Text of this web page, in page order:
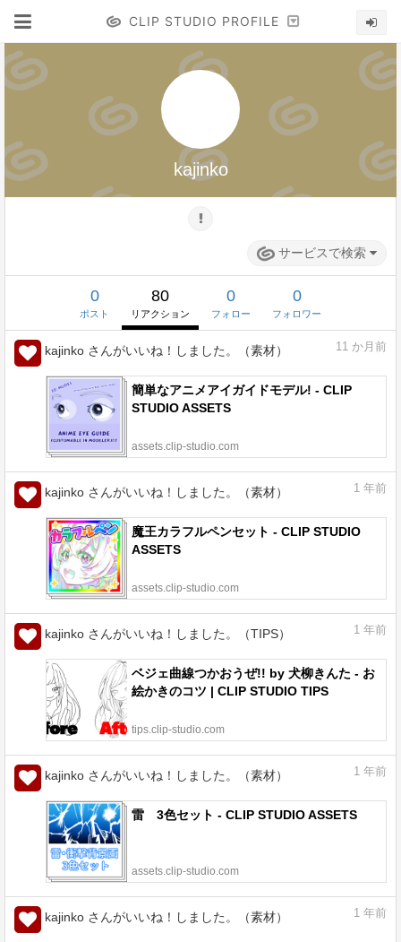
CLIP STUDIO PROFILE
kajinko
サービスで検索
0
ポスト
80
リアクション
0
フォロー
0
フォロワー
kajinko さんがいいね！しました。（素材） 11 か月前
簡単なアニメアイガイドモデル! - CLIP
STUDIO ASSETS
assets.clip-studio.com
kajinko さんがいいね！しました。（素材） 1 年前
魔王カラフルペンセット - CLIP STUDIO
ASSETS
assets.clip-studio.com
kajinko さんがいいね！しました。（TIPS） 1 年前
ベジェ曲線つかおうぜ!! by 犬柳きんた - お
絵かきのコツ | CLIP STUDIO TIPS
tips.clip-studio.com
kajinko さんがいいね！しました。（素材） 1 年前
雷 3色セット - CLIP STUDIO ASSETS
assets.clip-studio.com
kajinko さんがいいね！しました。（素材） 1 年前